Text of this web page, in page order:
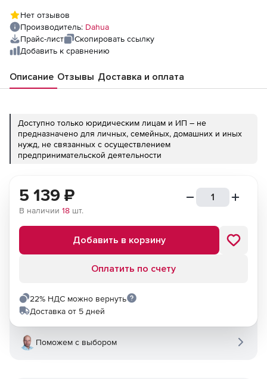
Нет отзывов
Производитель: Dahua
Прайс-лист
Скопировать ссылку
Добавить к сравнению
Описание Отзывы Доставка и оплата
Доступно только юридическим лицам и ИП – не
предназначено для личных, семейных, домашних и иных
нужд, не связанных с осуществлением
предпринимательской деятельности
5 139 ₽
В наличии 18 шт.
Добавить в корзину
Оплатить по счету
22% НДС можно вернуть
Доставка от 5 дней
Поможем с выбором